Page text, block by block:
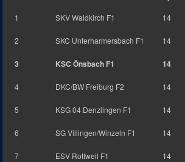
1 SKV Waldkirch F1 14
2 SKC Unterharmersbach F1 14
3 KSC Önsbach F1 14
4 DKC/BW Freiburg F2 14
5 KSG 04 Denzlingen F1 14
6 SG Villingen/Winzeln F1 14
7 ESV Rottweil F1 14